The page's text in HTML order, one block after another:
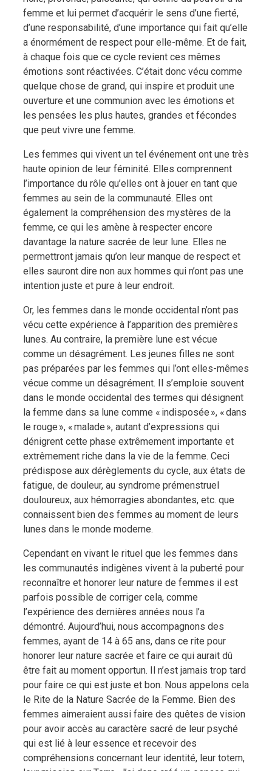
femme et lui permet d’acquérir le sens d’une fierté,
d’une responsabilité, d’une importance qui fait qu’elle
a énormément de respect pour elle-même. Et de fait,
à chaque fois que ce cycle revient ces mêmes
émotions sont réactivées. C’était donc vécu comme
quelque chose de grand, qui inspire et produit une
ouverture et une communion avec les émotions et
les pensées les plus hautes, grandes et fécondes
que peut vivre une femme.
Les femmes qui vivent un tel événement ont une très
haute opinion de leur féminité. Elles comprennent
l’importance du rôle qu’elles ont à jouer en tant que
femmes au sein de la communauté. Elles ont
également la compréhension des mystères de la
femme, ce qui les amène à respecter encore
davantage la nature sacrée de leur lune. Elles ne
permettront jamais qu’on leur manque de respect et
elles sauront dire non aux hommes qui n’ont pas une
intention juste et pure à leur endroit.
Or, les femmes dans le monde occidental n’ont pas
vécu cette expérience à l’apparition des premières
lunes. Au contraire, la première lune est vécue
comme un désagrément. Les jeunes filles ne sont
pas préparées par les femmes qui l’ont elles-mêmes
vécue comme un désagrément. Il s’emploie souvent
dans le monde occidental des termes qui désignent
la femme dans sa lune comme « indisposée », « dans
le rouge », « malade », autant d’expressions qui
dénigrent cette phase extrêmement importante et
extrêmement riche dans la vie de la femme. Ceci
prédispose aux dérèglements du cycle, aux états de
fatigue, de douleur, au syndrome prémenstruel
douloureux, aux hémorragies abondantes, etc. que
connaissent bien des femmes au moment de leurs
lunes dans le monde moderne.
Cependant en vivant le rituel que les femmes dans
les communautés indigènes vivent à la puberté pour
reconnaître et honorer leur nature de femmes il est
parfois possible de corriger cela, comme
l’expérience des dernières années nous l’a
démontré. Aujourd’hui, nous accompagnons des
femmes, ayant de 14 à 65 ans, dans ce rite pour
honorer leur nature sacrée et faire ce qui aurait dû
être fait au moment opportun. Il n’est jamais trop tard
pour faire ce qui est juste et bon. Nous appelons cela
le Rite de la Nature Sacrée de la Femme. Bien des
femmes aimeraient aussi faire des quêtes de vision
pour avoir accès au caractère sacré de leur psyché
qui est lié à leur essence et recevoir des
compréhensions concernant leur identité, leur totem,